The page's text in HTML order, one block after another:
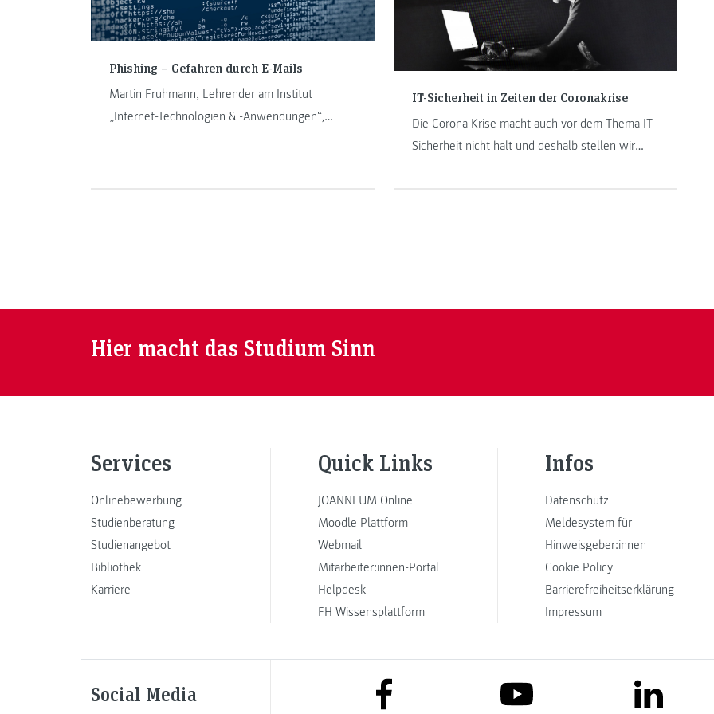
Phishing – Gefahren durch E-Mails
Martin Fruhmann, Lehrender am Institut
„Internet-Technologien & -Anwendungen“,
IT-Sicherheit in Zeiten der Coronakrise
Die Corona Krise macht auch vor dem Thema IT-
Sicherheit nicht halt und deshalb stellen wir
Hier macht das Studium Sinn
Services
Onlinebewerbung
Studienberatung
Studienangebot
Bibliothek
Karriere
Quick Links
JOANNEUM Online
Moodle Plattform
Webmail
Mitarbeiter:innen-Portal
Helpdesk
FH Wissensplattform
Infos
Datenschutz
Meldesystem für
Hinweisgeber:innen
Cookie Policy
Barrierefreiheitserklärung
Impressum
Social Media link to facebook link to youtube link to